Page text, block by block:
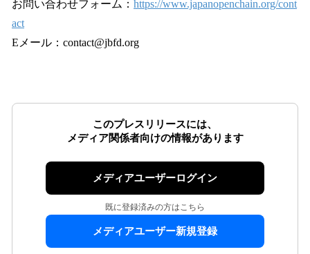
お問い合わせフォーム： https://www.japanopenchain.org/cont
act
Eメール：contact@jbfd.org
このプレスリリースには、
メディア関係者向けの情報があります
メディアユーザーログイン
既に登録済みの方はこちら
メディアユーザー新規登録